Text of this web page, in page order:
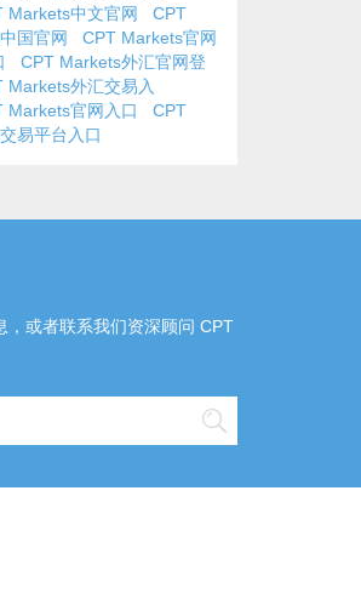
Markets中文官网
CPT
国官网
CPT Markets官网
CPT Markets外汇官网登
Markets外汇交易入
Markets官网入口
CPT
易平台入口
或者联系我们资深顾问 CPT